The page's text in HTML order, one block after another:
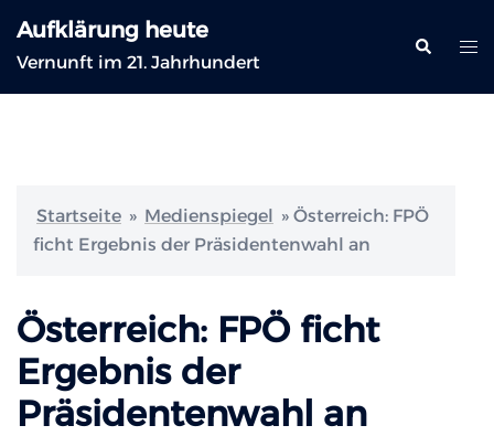
Inhalt
springen
Aufklärung heute
Vernunft im 21. Jahrhundert
Suche
Startseite » Medienspiegel » Österreich: FPÖ
ficht Ergebnis der Präsidentenwahl an
Österreich: FPÖ ficht
Ergebnis der
Präsidentenwahl an